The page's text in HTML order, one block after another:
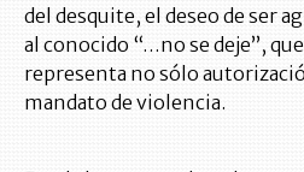
del desquite, el deseo de ser
al conocido “…no se deje”,
representa no sólo
mandato de violencia.